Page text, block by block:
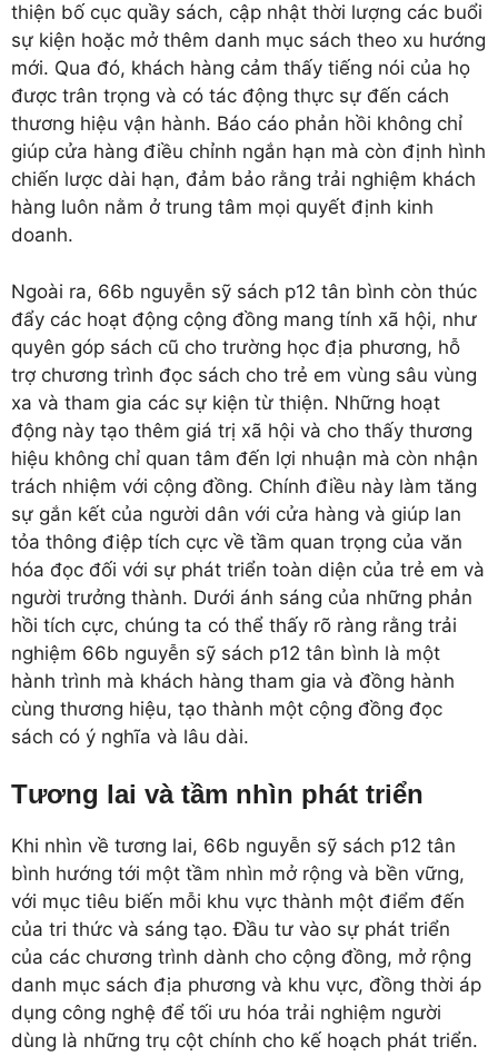
thiện bố cục quầy sách, cập nhật thời lượng các buổi
sự kiện hoặc mở thêm danh mục sách theo xu hướng
mới. Qua đó, khách hàng cảm thấy tiếng nói của họ
được trân trọng và có tác động thực sự đến cách
thương hiệu vận hành. Báo cáo phản hồi không chỉ
giúp cửa hàng điều chỉnh ngắn hạn mà còn định hình
chiến lược dài hạn, đảm bảo rằng trải nghiệm khách
hàng luôn nằm ở trung tâm mọi quyết định kinh
doanh.
Ngoài ra, 66b nguyễn sỹ sách p12 tân bình còn thúc
đẩy các hoạt động cộng đồng mang tính xã hội, như
quyên góp sách cũ cho trường học địa phương, hỗ
trợ chương trình đọc sách cho trẻ em vùng sâu vùng
xa và tham gia các sự kiện từ thiện. Những hoạt
động này tạo thêm giá trị xã hội và cho thấy thương
hiệu không chỉ quan tâm đến lợi nhuận mà còn nhận
trách nhiệm với cộng đồng. Chính điều này làm tăng
sự gắn kết của người dân với cửa hàng và giúp lan
tỏa thông điệp tích cực về tầm quan trọng của văn
hóa đọc đối với sự phát triển toàn diện của trẻ em và
người trưởng thành. Dưới ánh sáng của những phản
hồi tích cực, chúng ta có thể thấy rõ ràng rằng trải
nghiệm 66b nguyễn sỹ sách p12 tân bình là một
hành trình mà khách hàng tham gia và đồng hành
cùng thương hiệu, tạo thành một cộng đồng đọc
sách có ý nghĩa và lâu dài.
Tương lai và tầm nhìn phát triển
Khi nhìn về tương lai, 66b nguyễn sỹ sách p12 tân
bình hướng tới một tầm nhìn mở rộng và bền vững,
với mục tiêu biến mỗi khu vực thành một điểm đến
của tri thức và sáng tạo. Đầu tư vào sự phát triển
của các chương trình dành cho cộng đồng, mở rộng
danh mục sách địa phương và khu vực, đồng thời áp
dụng công nghệ để tối ưu hóa trải nghiệm người
dùng là những trụ cột chính cho kế hoạch phát triển.